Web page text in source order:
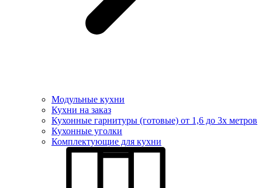
Модульные кухни
Кухни на заказ
Кухонные гарнитуры (готовые) от 1,6 до 3х метров
Кухонные уголки
Комплектующие для кухни